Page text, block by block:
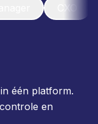
één platform.
en